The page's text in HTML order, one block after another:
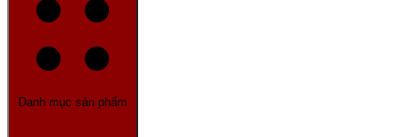
Danh mục sản phẩm